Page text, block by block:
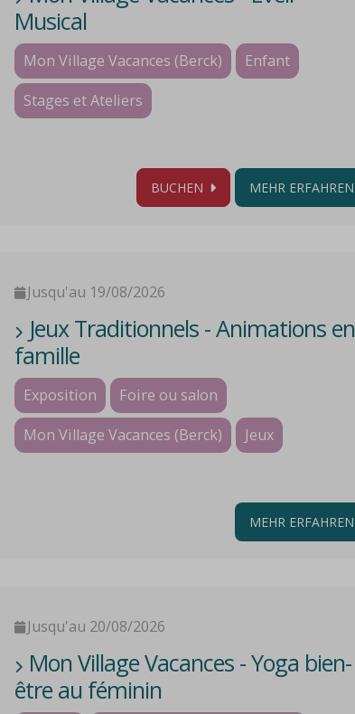
Musical
Mon Village Vacances (Berck)
Enfant
Stages et Ateliers
BUCHEN MEHR ERFAHREN
Jusqu'au 19/08/2026
Jeux Traditionnels - Animations en
famille
Exposition
Foire ou salon
Mon Village Vacances (Berck)
Jeux
MEHR ERFAHREN
Jusqu'au 20/08/2026
Mon Village Vacances - Yoga bien-
être au féminin